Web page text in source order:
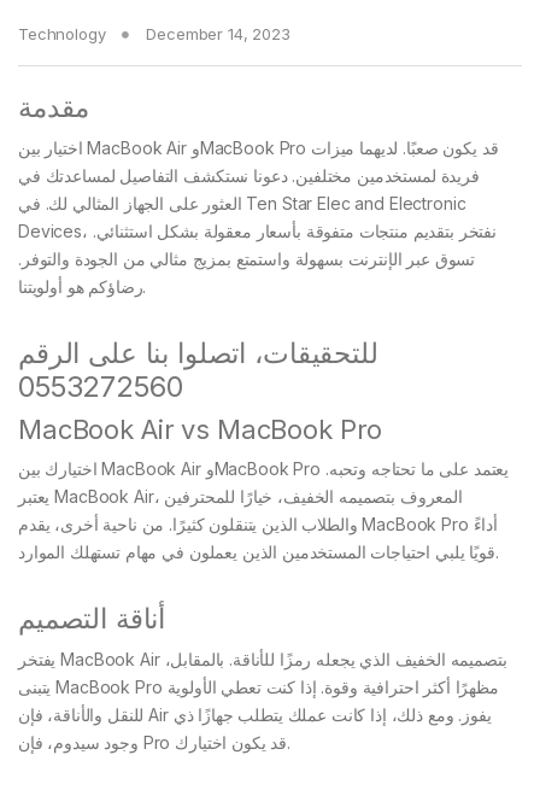
Technology December 14, 2023
مقدمة
اختيار بين MacBook Air وMacBook Pro قد يكون صعبًا. لديهما ميزات
فريدة لمستخدمين مختلفين. دعونا نستكشف التفاصيل لمساعدتك في
العثور على الجهاز المثالي لك. في Ten Star Elec and Electronic
Devices، نفتخر بتقديم منتجات متفوقة بأسعار معقولة بشكل استثنائي.
تسوق عبر الإنترنت بسهولة واستمتع بمزيج مثالي من الجودة والتوفر.
رضاؤكم هو أولويتنا.
للتحقيقات، اتصلوا بنا على الرقم
0553272560
MacBook Air vs MacBook Pro
اختيارك بين MacBook Air وMacBook Pro يعتمد على ما تحتاجه وتحبه.
يعتبر MacBook Air، المعروف بتصميمه الخفيف، خيارًا للمحترفين
والطلاب الذين يتنقلون كثيرًا. من ناحية أخرى، يقدم MacBook Pro أداءً
قويًا يلبي احتياجات المستخدمين الذين يعملون في مهام تستهلك الموارد.
أناقة التصميم
يفتخر MacBook Air بتصميمه الخفيف الذي يجعله رمزًا للأناقة. بالمقابل،
يتبنى MacBook Pro مظهرًا أكثر احترافية وقوة. إذا كنت تعطي الأولوية
للنقل والأناقة، فإن Air يفوز. ومع ذلك، إذا كانت عملك يتطلب جهازًا ذي
وجود سيدوم، فإن Pro قد يكون اختيارك.